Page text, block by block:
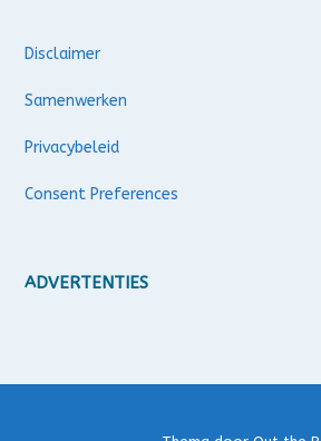
Disclaimer
Samenwerken
Privacybeleid
Consent Preferences
ADVERTENTIES